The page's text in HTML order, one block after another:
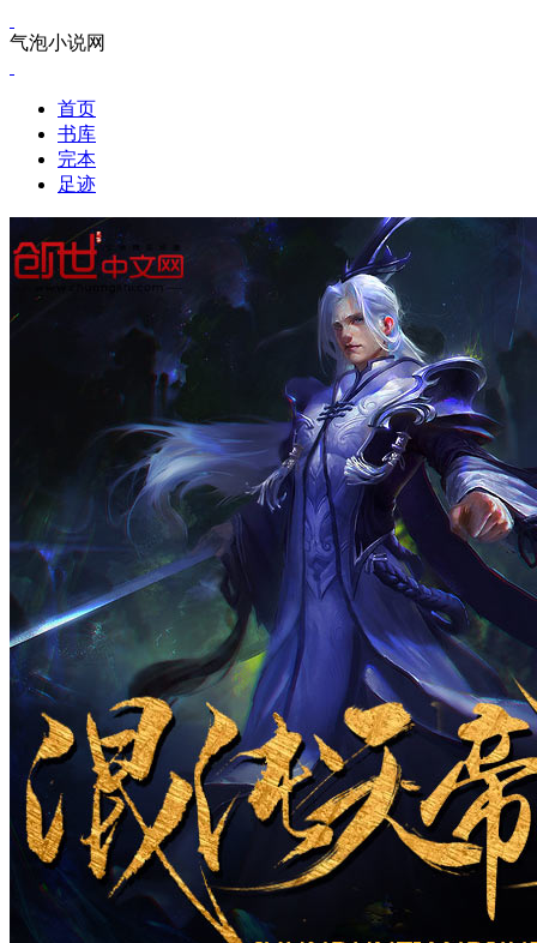
气泡小说网
首页
书库
完本
足迹